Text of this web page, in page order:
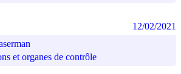
et organes de contrôle
12/02/2021